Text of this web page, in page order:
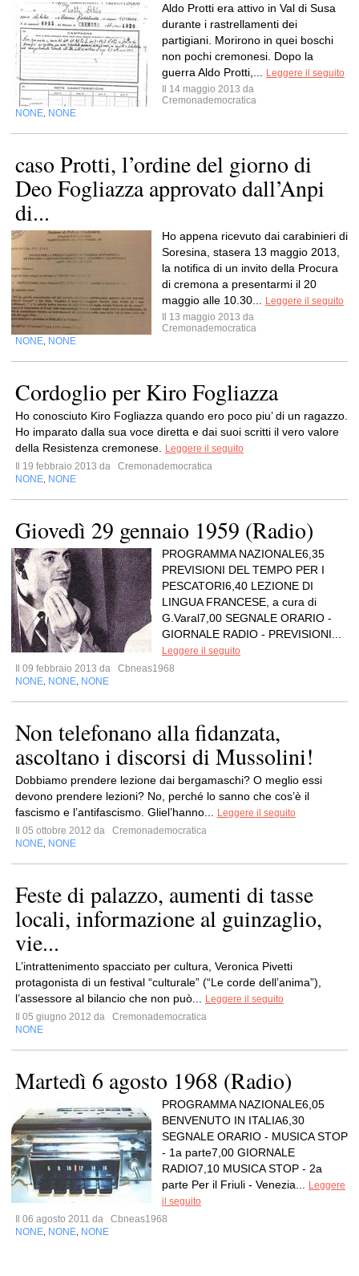
Aldo Protti era attivo in Val di Susa
durante i rastrellamenti dei
partigiani. Morirono in quei boschi
non pochi cremonesi. Dopo la
guerra Aldo Protti,...
Leggere il seguito
Il 14 maggio 2013 da
Cremonademocratica
NONE NONE
caso Protti, l’ordine del giorno di
Deo Fogliazza approvato dall’Anpi
di...
Ho appena ricevuto dai carabinieri di
Soresina, stasera 13 maggio 2013,
la notifica di un invito della Procura
di cremona a presentarmi il 20
maggio alle 10.30...
Leggere il seguito
Il 13 maggio 2013 da
Cremonademocratica
NONE NONE
Cordoglio per Kiro Fogliazza
Ho conosciuto Kiro Fogliazza quando ero poco piu’ di un ragazzo.
Ho imparato dalla sua voce diretta e dai suoi scritti il vero valore
della Resistenza cremonese.
Leggere il seguito
Il 19 febbraio 2013 da
Cremonademocratica
NONE NONE
Giovedì 29 gennaio 1959 (Radio)
PROGRAMMA NAZIONALE6,35
PREVISIONI DEL TEMPO PER I
PESCATORI6,40 LEZIONE DI
LINGUA FRANCESE, a cura di
G.Varal7,00 SEGNALE ORARIO -
GIORNALE RADIO - PREVISIONI...
Leggere il seguito
Il 09 febbraio 2013 da
Cbneas1968
NONE NONE NONE
Non telefonano alla fidanzata,
ascoltano i discorsi di Mussolini!
Dobbiamo prendere lezione dai bergamaschi? O meglio essi
devono prendere lezioni? No, perché lo sanno che cos’è il
fascismo e l’antifascismo. Gliel’hanno...
Leggere il seguito
Il 05 ottobre 2012 da
Cremonademocratica
NONE NONE
Feste di palazzo, aumenti di tasse
locali, informazione al guinzaglio,
vie...
L’intrattenimento spacciato per cultura, Veronica Pivetti
protagonista di un festival “culturale” (“Le corde dell’anima”),
l’assessore al bilancio che non può...
Leggere il seguito
Il 05 giugno 2012 da
Cremonademocratica
NONE
Martedì 6 agosto 1968 (Radio)
PROGRAMMA NAZIONALE6,05
BENVENUTO IN ITALIA6,30
SEGNALE ORARIO - MUSICA STOP
- 1a parte7,00 GIORNALE
RADIO7,10 MUSICA STOP - 2a
parte Per il Friuli - Venezia...
Leggere
il seguito
Il 06 agosto 2011 da
Cbneas1968
NONE NONE NONE